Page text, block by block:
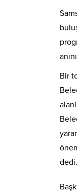
Bir
dedi.